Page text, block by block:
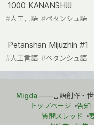
1000 KANANSH!!!
#人工言語 #ペタンシュ語
Petanshan Mijuzhin #1
#人工言語 #ペタンシュ語
Migdal――言語創作・世
トップページ
告知
質問スレッド